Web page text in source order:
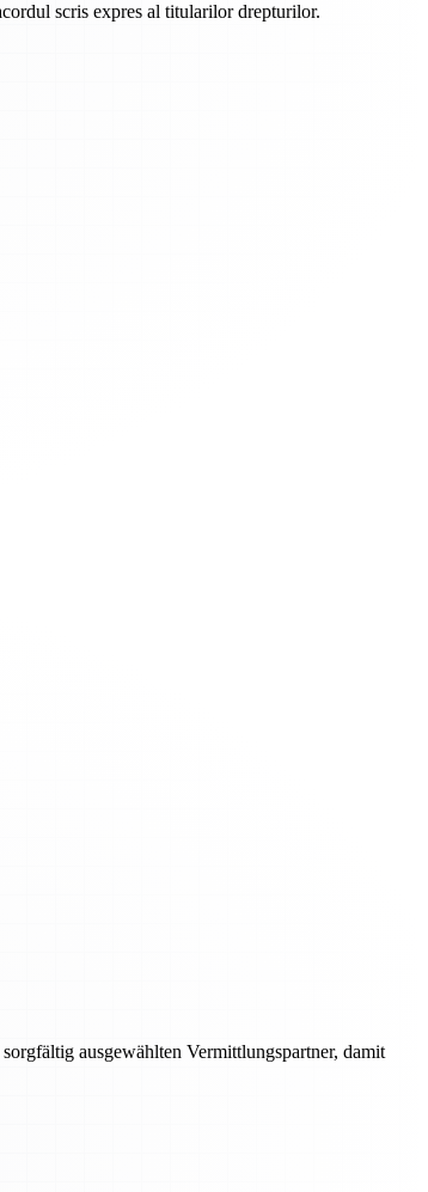
scris expres al titularilor drepturilor.
ausgewählten Vermittlungspartner, damit